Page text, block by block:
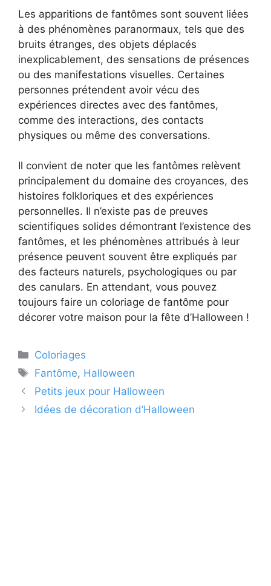
Les apparitions de fantômes sont souvent liées
à des phénomènes paranormaux, tels que des
bruits étranges, des objets déplacés
inexplicablement, des sensations de présences
ou des manifestations visuelles. Certaines
personnes prétendent avoir vécu des
expériences directes avec des fantômes,
comme des interactions, des contacts
physiques ou même des conversations.
Il convient de noter que les fantômes relèvent
principalement du domaine des croyances, des
histoires folkloriques et des expériences
personnelles. Il n’existe pas de preuves
scientifiques solides démontrant l’existence des
fantômes, et les phénomènes attribués à leur
présence peuvent souvent être expliqués par
des facteurs naturels, psychologiques ou par
des canulars. En attendant, vous pouvez
toujours faire un coloriage de fantôme pour
décorer votre maison pour la fête d’Halloween !
Catégories
Coloriages
Étiquettes
Fantôme, Halloween
Petits jeux pour Halloween
Idées de décoration d’Halloween